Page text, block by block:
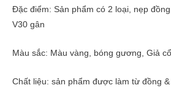
Đặc điểm: Sản phẩm có 2 loại, nẹp
V30 gân
Màu sắc: Màu vàng, bóng gương, Giả cổ
Chất liệu: sản phẩm được làm từ đồng &